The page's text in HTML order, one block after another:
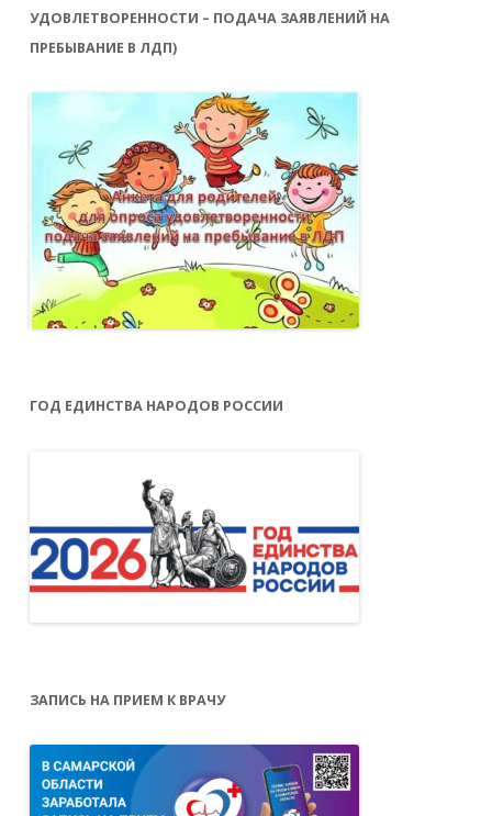
УДОВЛЕТВОРЕННОСТИ – ПОДАЧА ЗАЯВЛЕНИЙ НА
ПРЕБЫВАНИЕ В ЛДП)
ГОД ЕДИНСТВА НАРОДОВ РОССИИ
ЗАПИСЬ НА ПРИЕМ К ВРАЧУ